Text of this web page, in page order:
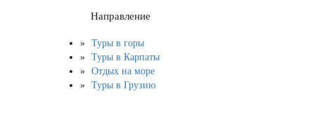
Направление
Туры в горы
Туры в Карпаты
Отдых на море
Туры в Грузию